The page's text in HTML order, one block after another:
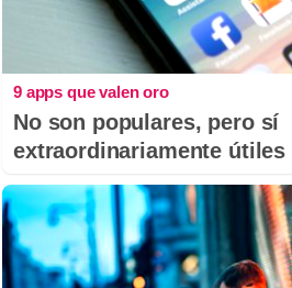
9 apps que valen oro
No son populares, pero sí
extraordinariamente útiles